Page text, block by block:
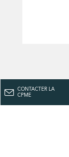
CONTACTER LA
CPME